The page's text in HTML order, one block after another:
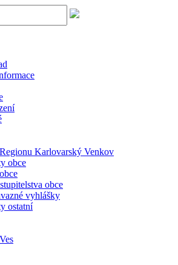
Karlovarský Venkov
obce
obce
vyhlášky
ostatní